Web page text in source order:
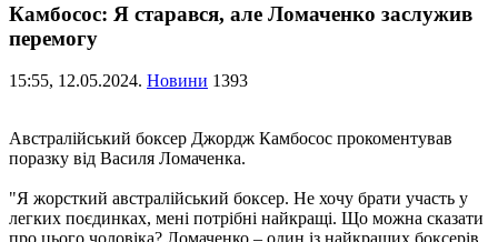
Камбосос: Я старався, але Ломаченко заслужив
перемогу
15:55, 12.05.2024. Новини 1393
Австралійський боксер Джордж Камбосос прокоментував
поразку від Василя Ломаченка.
"Я жорсткий австралійський боксер. Не хочу брати участь у
легких поєдинках, мені потрібні найкращі. Що можна сказати